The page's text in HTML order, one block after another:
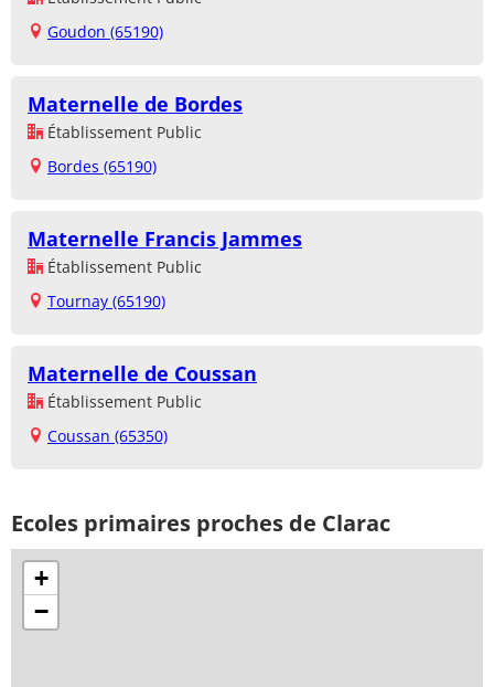
Goudon (65190)
Maternelle de Bordes
Établissement Public
Bordes (65190)
Maternelle Francis Jammes
Établissement Public
Tournay (65190)
Maternelle de Coussan
Établissement Public
Coussan (65350)
Ecoles primaires proches de Clarac
+
−